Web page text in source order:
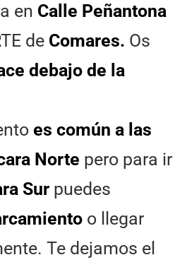
en Calle Peñantona
de Comares. Os
debajo de la
es común a las
Norte pero para ir
Sur puedes
o llegar
Te dejamos el